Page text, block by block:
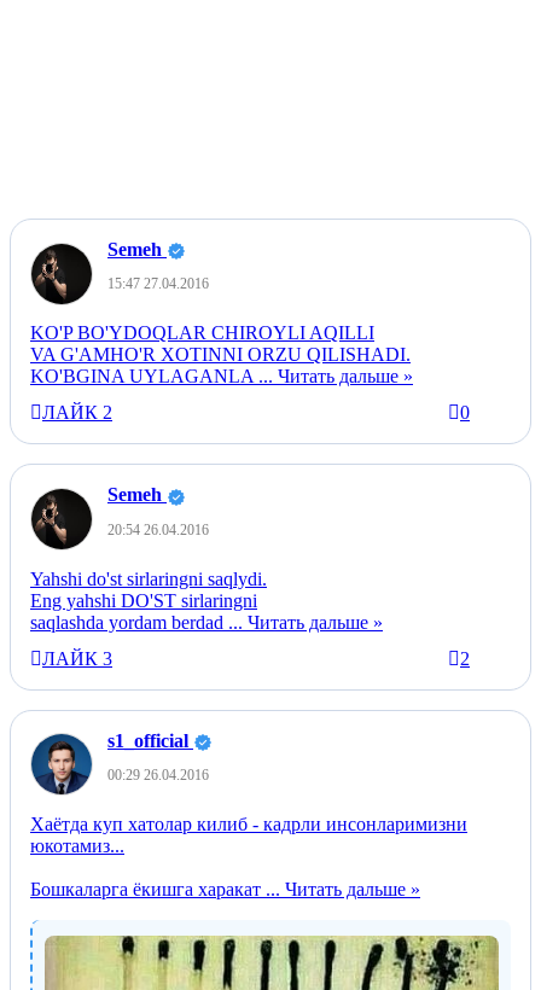
Semeh
15:47 27.04.2016
KO'P BO'YDOQLAR CHIROYLI AQILLI
VA G'AMHO'R XOTINNI ORZU QILISHADI.
KO'BGINA UYLAGANLA ... Читать дальше »
ЛАЙК 2 0
Semeh
20:54 26.04.2016
Yahshi do'st sirlaringni saqlydi.
Eng yahshi DO'ST sirlaringni
saqlashda yordam berdad ... Читать дальше »
ЛАЙК 3 2
s1_official
00:29 26.04.2016
Хаётда куп хатолар килиб - кадрли инсонларимизни
юкотамиз...
Бошкаларга ёкишга харакат ... Читать дальше »